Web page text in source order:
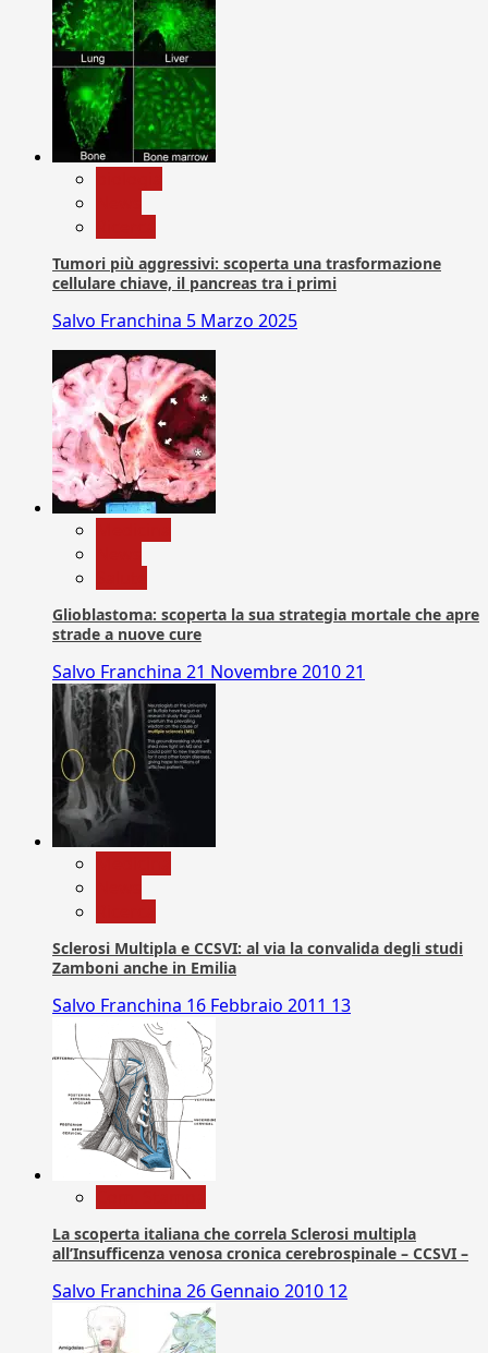
Tumori più aggressivi: scoperta una trasformazione
cellulare chiave, il pancreas tra i primi
Salvo Franchina 5 Marzo 2025
Glioblastoma: scoperta la sua strategia mortale che apre
strade a nuove cure
Salvo Franchina 21 Novembre 201021
Sclerosi Multipla e CCSVI: al via la convalida degli studi
Zamboni anche in Emilia
Salvo Franchina 16 Febbraio 2011 13
La scoperta italiana che correla Sclerosi multipla
all’Insufficenza venosa cronica cerebrospinale – CCSVI –
Salvo Franchina 26 Gennaio 2010 12